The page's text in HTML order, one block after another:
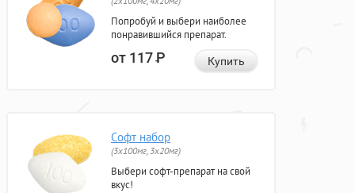
Попробуй и выбери наиболее
понравившийся препарат.
от 117Р Купить
Софт набор
(3x100мг, 3x20мг)
Выбери софт-препарат на свой
вкус!